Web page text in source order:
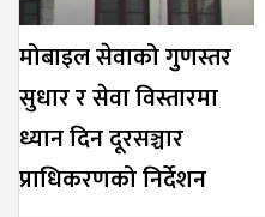
मोबाइल सेवाको गुणस्तर
सुधार र सेवा विस्तारमा
ध्यान दिन दूरसञ्चार
प्राधिकरणको निर्देशन